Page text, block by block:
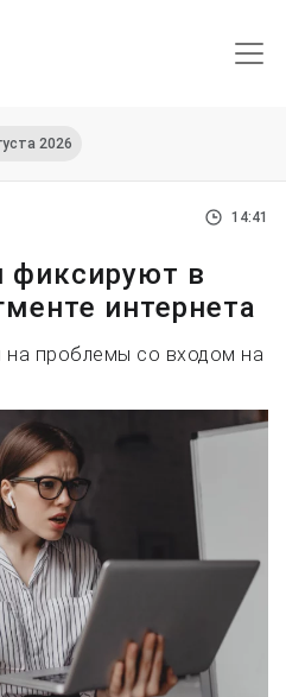
2026
14:41
фиксируют в
интернета
на проблемы со входом на